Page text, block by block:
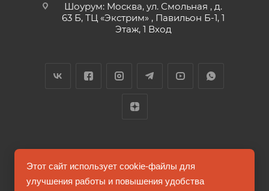
Шоурум: Москва, ул. Смольная , д.
63 Б, ТЦ «Экстрим» , Павильон Б-1, 1
Этаж, 1 Вход
2026 © FUTUMAG.RU
Этот сайт использует cookie-файлы для
улучшения работы и повышения удобства